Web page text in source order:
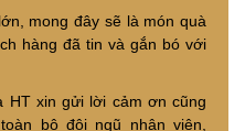
mong đây sẽ là món quà
hàng đã tin và gắn bó với
HT xin gửi lời cảm ơn cũng
bộ đội ngũ nhân viên,